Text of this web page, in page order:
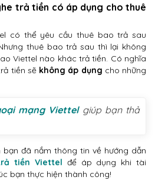
trả tiền có áp dụng cho thuê
có thể yêu cầu thuê bao trả sau
thuê bao trả sau thì lại không
Viettel nào khác trả tiền. Có nghĩa
tiền sẽ không áp dụng cho những
mạng Viettel giúp bạn thả
đã nắm thông tin về hướng dẫn
tiền Viettel để áp dụng khi tài
bạn thực hiện thành công!